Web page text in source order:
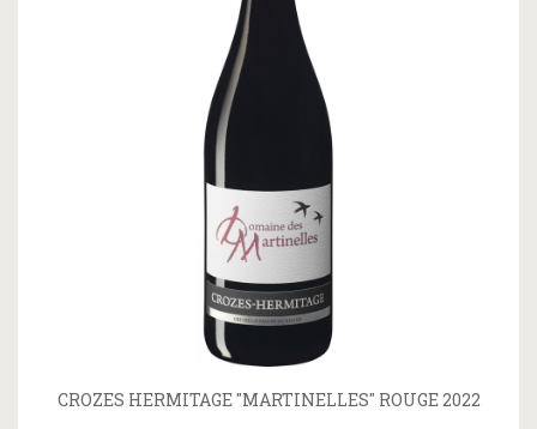
CROZES HERMITAGE "MARTINELLES" ROUGE 2022